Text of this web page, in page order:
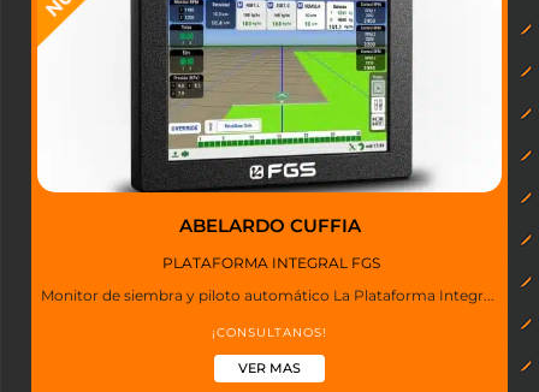
ABELARDO CUFFIA
PLATAFORMA INTEGRAL FGS
Monitor de siembra y piloto automático La Plataforma Integr...
¡CONSULTANOS!
VER MAS